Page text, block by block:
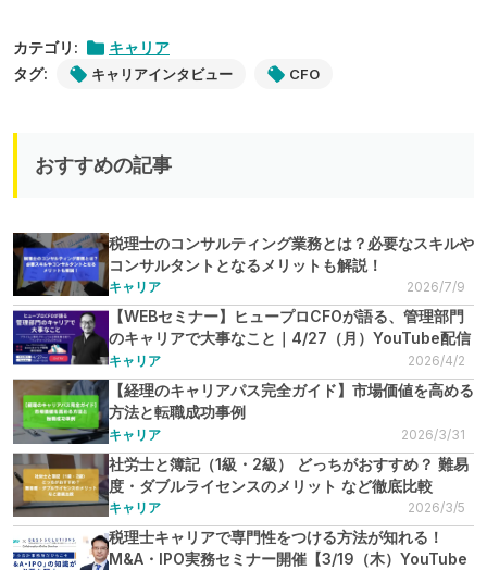
カテゴリ:
キャリア
タグ:
キャリアインタビュー CFO
おすすめの記事
税理士のコンサルティング業務とは？必要なスキルや
コンサルタントとなるメリットも解説！
キャリア 2026/7/9
【WEBセミナー】ヒュープロCFOが語る、管理部門
のキャリアで大事なこと｜4/27（月）YouTube配信
キャリア 2026/4/2
【経理のキャリアパス完全ガイド】市場価値を高める
方法と転職成功事例
キャリア 2026/3/31
社労士と簿記（1級・2級） どっちがおすすめ？ 難易
度・ダブルライセンスのメリット など徹底比較
キャリア 2026/3/5
税理士キャリアで専門性をつける方法が知れる！
M&A・IPO実務セミナー開催【3/19（木）YouTube